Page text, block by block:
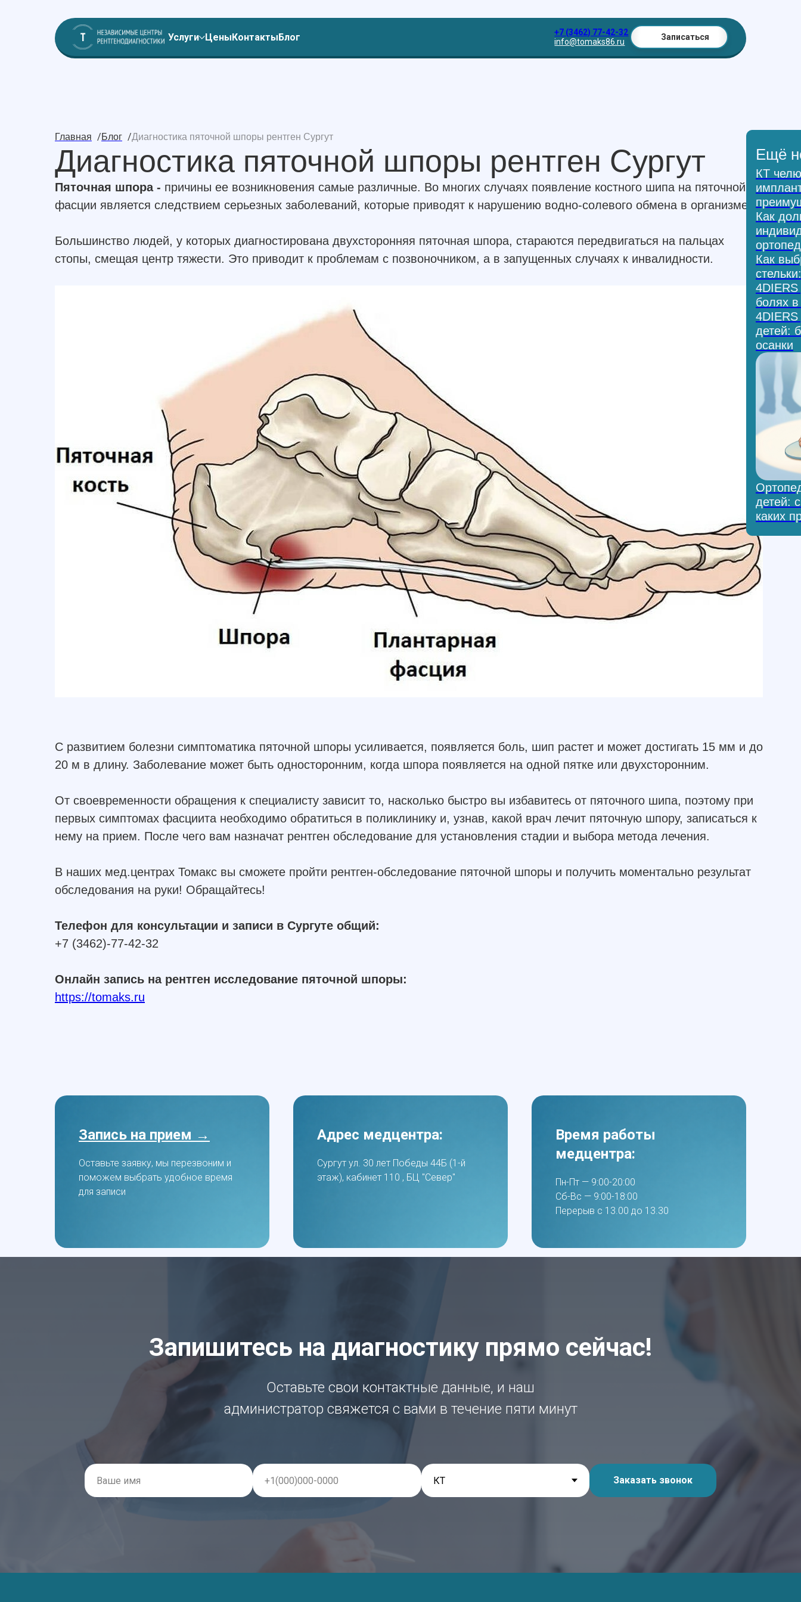
Услуги ЦеныКонтактыБлог
+7 (3462) 77-42-32
info@tomaks86.ru
Записаться
Главная /Блог /Диагностика пяточной шпоры рентген Сургут
Диагностика пяточной шпоры рентген Сургут
Пяточная шпора - причины ее возникновения самые различные. Во многих случаях появление костного шипа на пяточной
фасции является следствием серьезных заболеваний, которые приводят к нарушению водно-солевого обмена в организме.
Большинство людей, у которых диагностирована двухсторонняя пяточная шпора, стараются передвигаться на пальцах
стопы, смещая центр тяжести. Это приводит к проблемам с позвоночником, а в запущенных случаях к инвалидности.
С развитием болезни симптоматика пяточной шпоры усиливается, появляется боль, шип растет и может достигать 15 мм и до
20 м в длину. Заболевание может быть односторонним, когда шпора появляется на одной пятке или двухсторонним.
От своевременности обращения к специалисту зависит то, насколько быстро вы избавитесь от пяточного шипа, поэтому при
первых симптомах фасциита необходимо обратиться в поликлинику и, узнав, какой врач лечит пяточную шпору, записаться к
нему на прием. После чего вам назначат рентген обследование для установления стадии и выбора метода лечения.
В наших мед.центрах Томакс вы сможете пройти рентген-обследование пяточной шпоры и получить моментально результат
обследования на руки! Обращайтесь!
Телефон для консультации и записи в Сургуте общий:
+7 (3462)-77-42-32
Онлайн запись на рентген исследование пяточной шпоры:
https://tomaks.ru
Ещё
КТ
Как
Как
4DIERS
болях
4DIERS
детей:
осанки
детей:
каких
Запись на прием →
Оставьте заявку, мы перезвоним и
поможем выбрать удобное время
для записи
Адрес медцентра:
Сургут ул. 30 лет Победы 44Б (1-й
этаж), кабинет 110 , БЦ "Север"
Время работы
медцентра:
Пн-Пт — 9:00-20:00
Сб-Вс — 9:00-18:00
Перерыв с 13.00 до 13.30
Запишитесь на диагностику прямо сейчас!
Оставьте свои контактные данные, и наш
администратор свяжется с вами в течение пяти минут
Заказать звонок